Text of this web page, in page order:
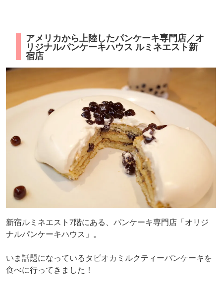
アメリカから上陸したパンケーキ専門店／オ
リジナルパンケーキハウス ルミネエスト新
宿店
新宿ルミネエスト7階にある、パンケーキ専門店「オリジ
ナルパンケーキハウス」。
いま話題になっているタピオカミルクティーパンケーキを
食べに行ってきました！